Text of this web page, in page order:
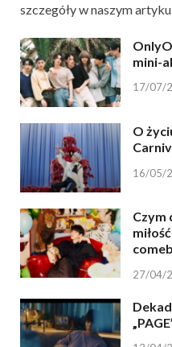
szczegóły w naszym
mini-
17/07/
O
16/05/
Czym
27/04/